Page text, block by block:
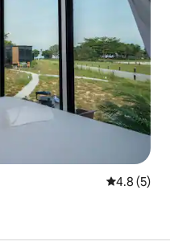
4.8 (5)